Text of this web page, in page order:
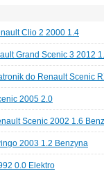
Clio 2 2000 1.4
Grand Scenic 3 2012
do Renault Scenic
2005 2.0
Scenic 2002 1.6
2003 1.2 Benzyna
0.0 Elektro